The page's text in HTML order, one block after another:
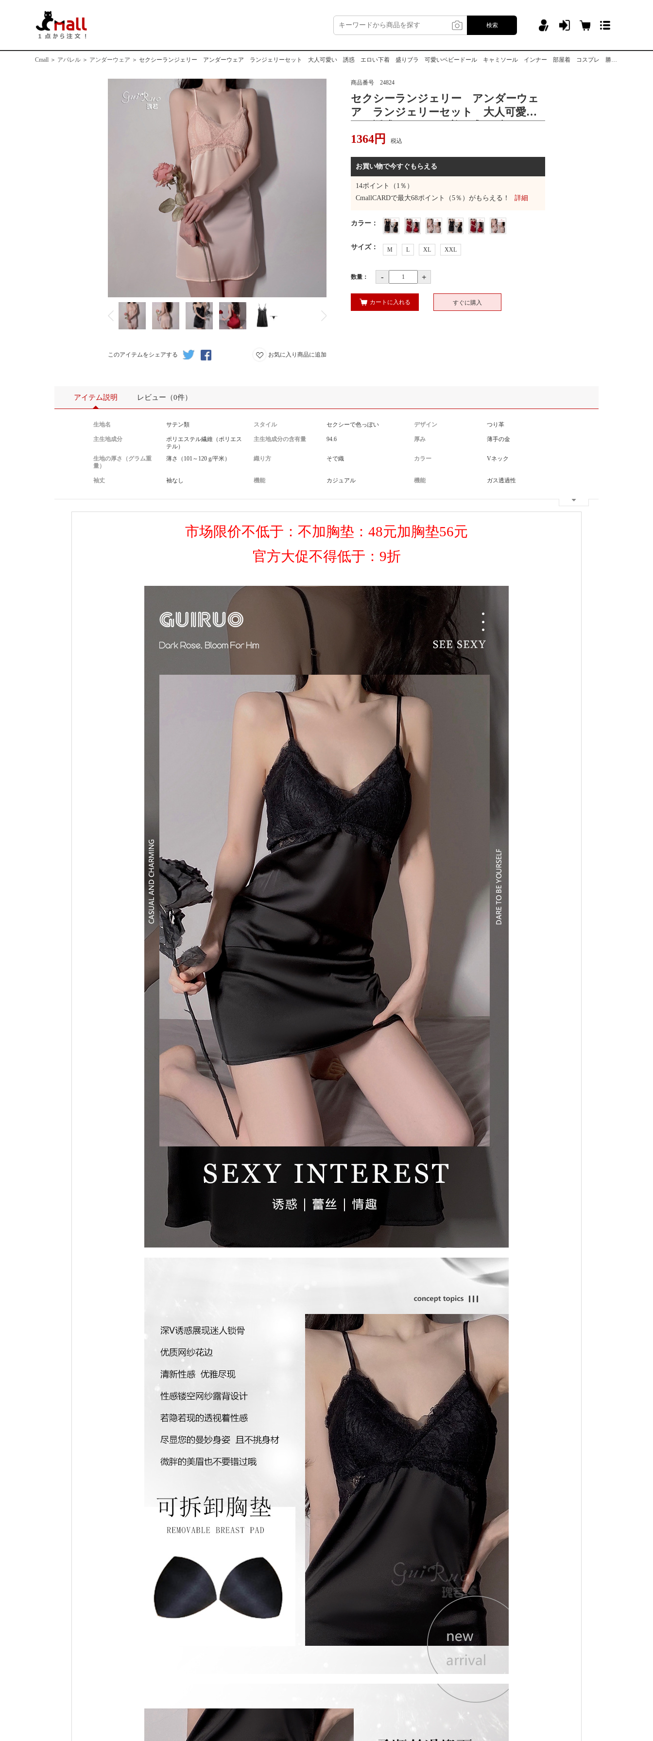
検索
Cmall ＞ アパレル ＞ アンダーウェア ＞ セクシーランジェリー アンダーウェア ランジェリーセット 大人可愛い 誘惑 エロい下着 盛りブラ 可愛いベビードール キャミソール インナー 部屋着 コスプレ 勝負下着 彼氏に喜ばれる
このアイテムをシェアする お気に入り商品に追加
商品番号 24824
セクシーランジェリー アンダーウェ
ア ランジェリーセット 大人可愛
愛いベビードール キャミソール イ
着 彼氏に喜ばれる
1364円 税込
お買い物で今すぐもらえる
14ポイント（1％）
CmallCARDで最大68ポイント（5％）がもらえる！ 詳細
カラー ：
サイズ： M L XL XXL
数量： - +
カートに入れる すぐに購入
アイテム説明 レビュー（0件）
生地名 サテン類 スタイル セクシーで色っぽい デザイン つり革
主生地成分
ポリエステル繊維（ポリエス
テル）
主生地成分の含有量 94.6 厚み 薄手の金
生地の厚さ（グラム重
量）
薄さ（101～120 g/平米） 織り方 そで織 カラー Vネック
袖丈 袖なし 機能 カジュアル 機能 ガス透過性
市场限价不低于： 不加胸垫：48元加胸垫56元
官方大促不得低于：9折